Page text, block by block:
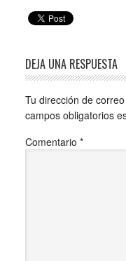
DEJA UNA RESPUESTA
Tu dirección de
campos obligatorios
Comentario *